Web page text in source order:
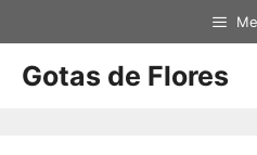
Gotas de Flores